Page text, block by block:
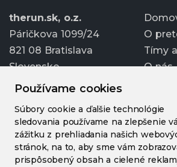
Používame cookies
Súbory cookie a ďalšie technológie
sledovania používame na zlepšenie
zážitku z prehliadania našich
stránok, na to, aby sme vám
prispôsobený obsah a cielené
therun.sk, o.z.
Páričkova 1099/24
821 08 Bratislava
Slovensko
info@therun.sk
+421 907 807 363
Upraviť cookies
O
Tímy
O nás